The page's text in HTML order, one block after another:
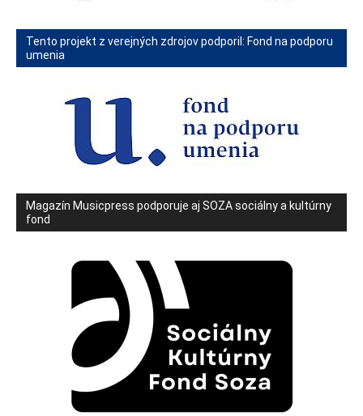
Tento projekt z verejných zdrojov podporil: Fond na podporu
umenia
Magazín Musicpress podporuje aj SOZA sociálny a kultúrny
fond